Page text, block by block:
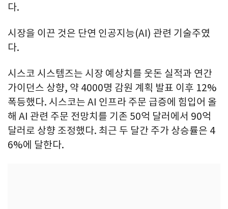
다.
시장을 이끈 것은 단연 인공지능(AI) 관련 기술주였
다.
시스코 시스템즈는 시장 예상치를 웃돈 실적과 연간
가이던스 상향, 약 4000명 감원 계획 발표 이후 12%
폭등했다. 시스코는 AI 인프라 주문 급증에 힘입어 올
해 AI 관련 주문 전망치를 기존 50억 달러에서 90억
달러로 상향 조정했다. 최근 두 달간 주가 상승률은 4
6%에 달한다.